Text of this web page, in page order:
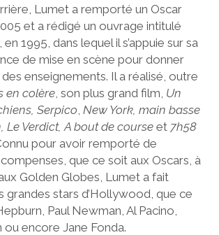
Lumet a remporté un Oscar
et a rédigé un ouvrage intitulé
en 1995, dans lequel il s’appuie sur sa
de mise en scène pour donner
enseignements. Il a réalisé, outre
en colère, son plus grand film, Un
Serpico New York, main basse
Le Verdict, A bout de course et 7h58
pour avoir remporté de
que ce soit aux Oscars, à
Golden Globes, Lumet a fait
grandes stars d’Hollywood, que ce
Paul Newman, Al Pacino,
ou encore Jane Fonda.